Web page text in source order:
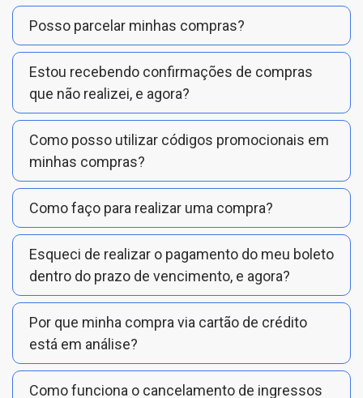
Posso parcelar minhas compras?
Estou recebendo confirmações de compras
que não realizei, e agora?
Como posso utilizar códigos promocionais em
minhas compras?
Como faço para realizar uma compra?
Esqueci de realizar o pagamento do meu boleto
dentro do prazo de vencimento, e agora?
Por que minha compra via cartão de crédito
está em análise?
Como funciona o cancelamento de ingressos